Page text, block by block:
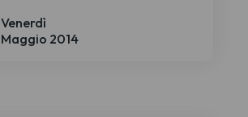
Venerdì
Maggio 2014